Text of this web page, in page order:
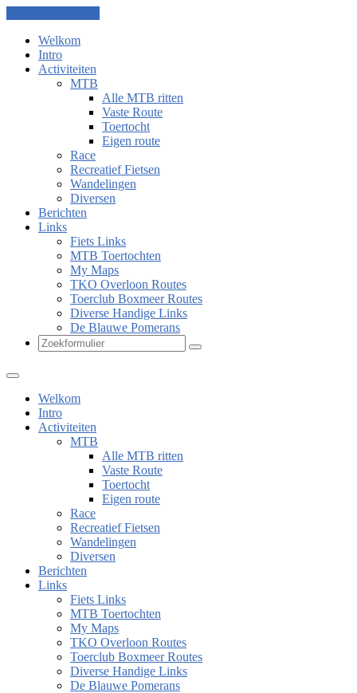
Welkom
Intro
Activiteiten
MTB
Alle MTB ritten
Vaste Route
Toertocht
Eigen route
Race
Recreatief Fietsen
Wandelingen
Diversen
Berichten
Links
Fiets Links
MTB Toertochten
My Maps
TKO Overloon Routes
Toerclub Boxmeer Routes
Diverse Handige Links
De Blauwe Pomerans
Zoeken
Welkom
Intro
Activiteiten
MTB
Alle MTB ritten
Vaste Route
Toertocht
Eigen route
Race
Recreatief Fietsen
Wandelingen
Diversen
Berichten
Links
Fiets Links
MTB Toertochten
My Maps
TKO Overloon Routes
Toerclub Boxmeer Routes
Diverse Handige Links
De Blauwe Pomerans